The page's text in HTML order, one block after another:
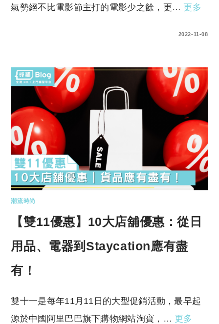
氣勢絕不比電影節主打的電影少之餘，更… 更多
2022-11-08
潮流時尚
【雙11優惠】10大店舖優惠：從日
用品、電器到Staycation應有盡
有！
雙十一是每年11月11日的大型促銷活動，最早起
源於中國阿里巴巴旗下購物網站淘寶，… 更多